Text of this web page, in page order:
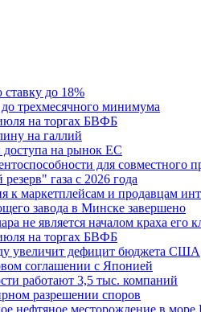
до 18%
трехмесячного минимума
на торгах БВФБ
на галлий
доступа на рынок ЕС
для совместного
газа с 2026 года
к маркетплейсам и продавцам
завода в Минске завершено
не является началом краха его
на торгах БВФБ
увеличит дефицит бюджета США
соглашении с Японией
работают 3,5 тыс. компаний
разрешении споров
нефтяное месторождение в море